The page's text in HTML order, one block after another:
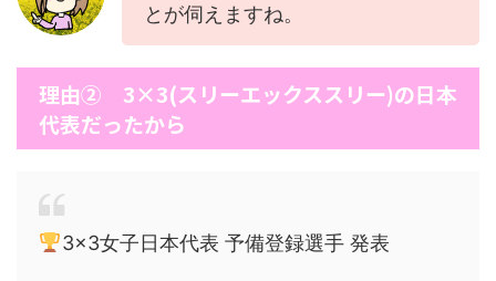
とが伺えますね。
理由② 3×3(スリーエックススリー)の日本
代表だったから
3×3女子日本代表 予備登録選手 発表